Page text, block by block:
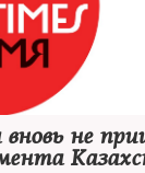
вновь не